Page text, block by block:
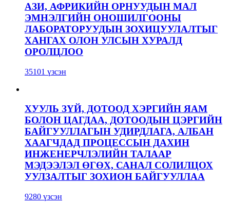
АЗИ, АФРИКИЙН ОРНУУДЫН МАЛ
ЭМНЭЛГИЙН ОНОШИЛГООНЫ
ЛАБОРАТОРУУДЫН ЗОХИЦУУЛАЛТЫГ
ХАНГАХ ОЛОН УЛСЫН ХУРАЛД
ОРОЛЦЛОО
35101 үзсэн
ХУУЛЬ ЗҮЙ, ДОТООД ХЭРГИЙН ЯАМ
БОЛОН ЦАГДАА, ДОТООДЫН ЦЭРГИЙН
БАЙГУУЛЛАГЫН УДИРДЛАГА, АЛБАН
ХААГЧДАД ПРОЦЕССЫН ДАХИН
ИНЖЕНЕРЧЛЭЛИЙН ТАЛААР
МЭДЭЭЛЭЛ ӨГӨХ, САНАЛ СОЛИЛЦОХ
УУЛЗАЛТЫГ ЗОХИОН БАЙГУУЛЛАА
9280 үзсэн